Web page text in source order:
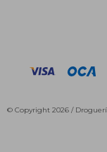
© Copyright 2026 /